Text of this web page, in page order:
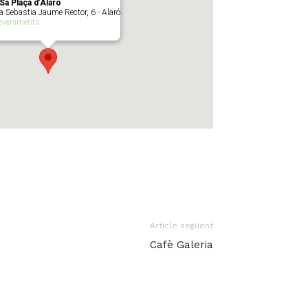
Plaça d’Alaró
Sebastia Jaume Rector, 6 - Alaró
Article següent
Cafè Galeria